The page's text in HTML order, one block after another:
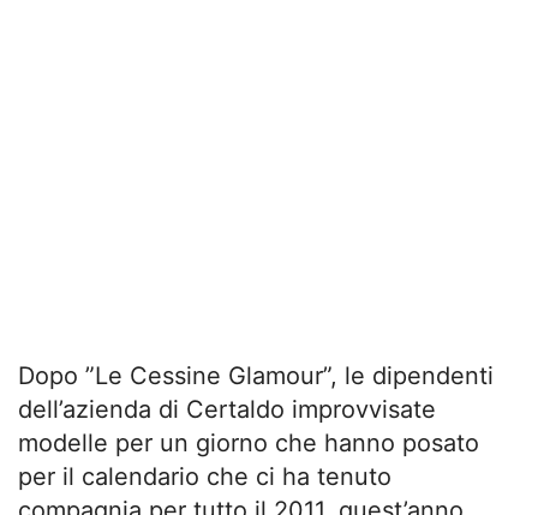
Dopo ”Le Cessine Glamour”, le dipendenti
dell’azienda di Certaldo improvvisate
modelle per un giorno che hanno posato
per il calendario che ci ha tenuto